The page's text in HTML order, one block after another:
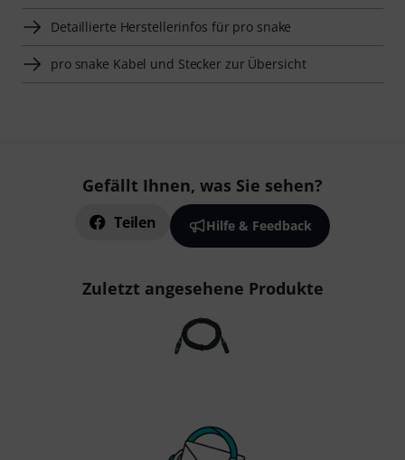
Detaillierte Herstellerinfos für pro snake
pro snake Kabel und Stecker zur Übersicht
Gefällt Ihnen, was Sie sehen?
Teilen Hilfe & Feedback
Zuletzt angesehene Produkte